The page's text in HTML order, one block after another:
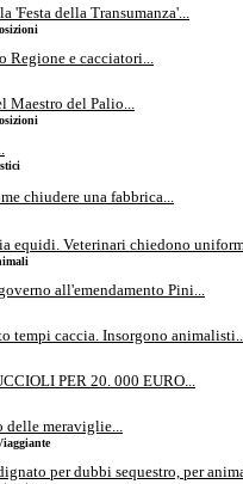
'Festa della Transumanza'...
Regione e cacciatori...
Maestro del Palio...
chiudere una fabbrica...
equidi. Veterinari chiedono
all'emendamento Pini...
tempi caccia. Insorgono
PER 20. 000 EURO...
delle meraviglie...
per dubbi sequestro, per